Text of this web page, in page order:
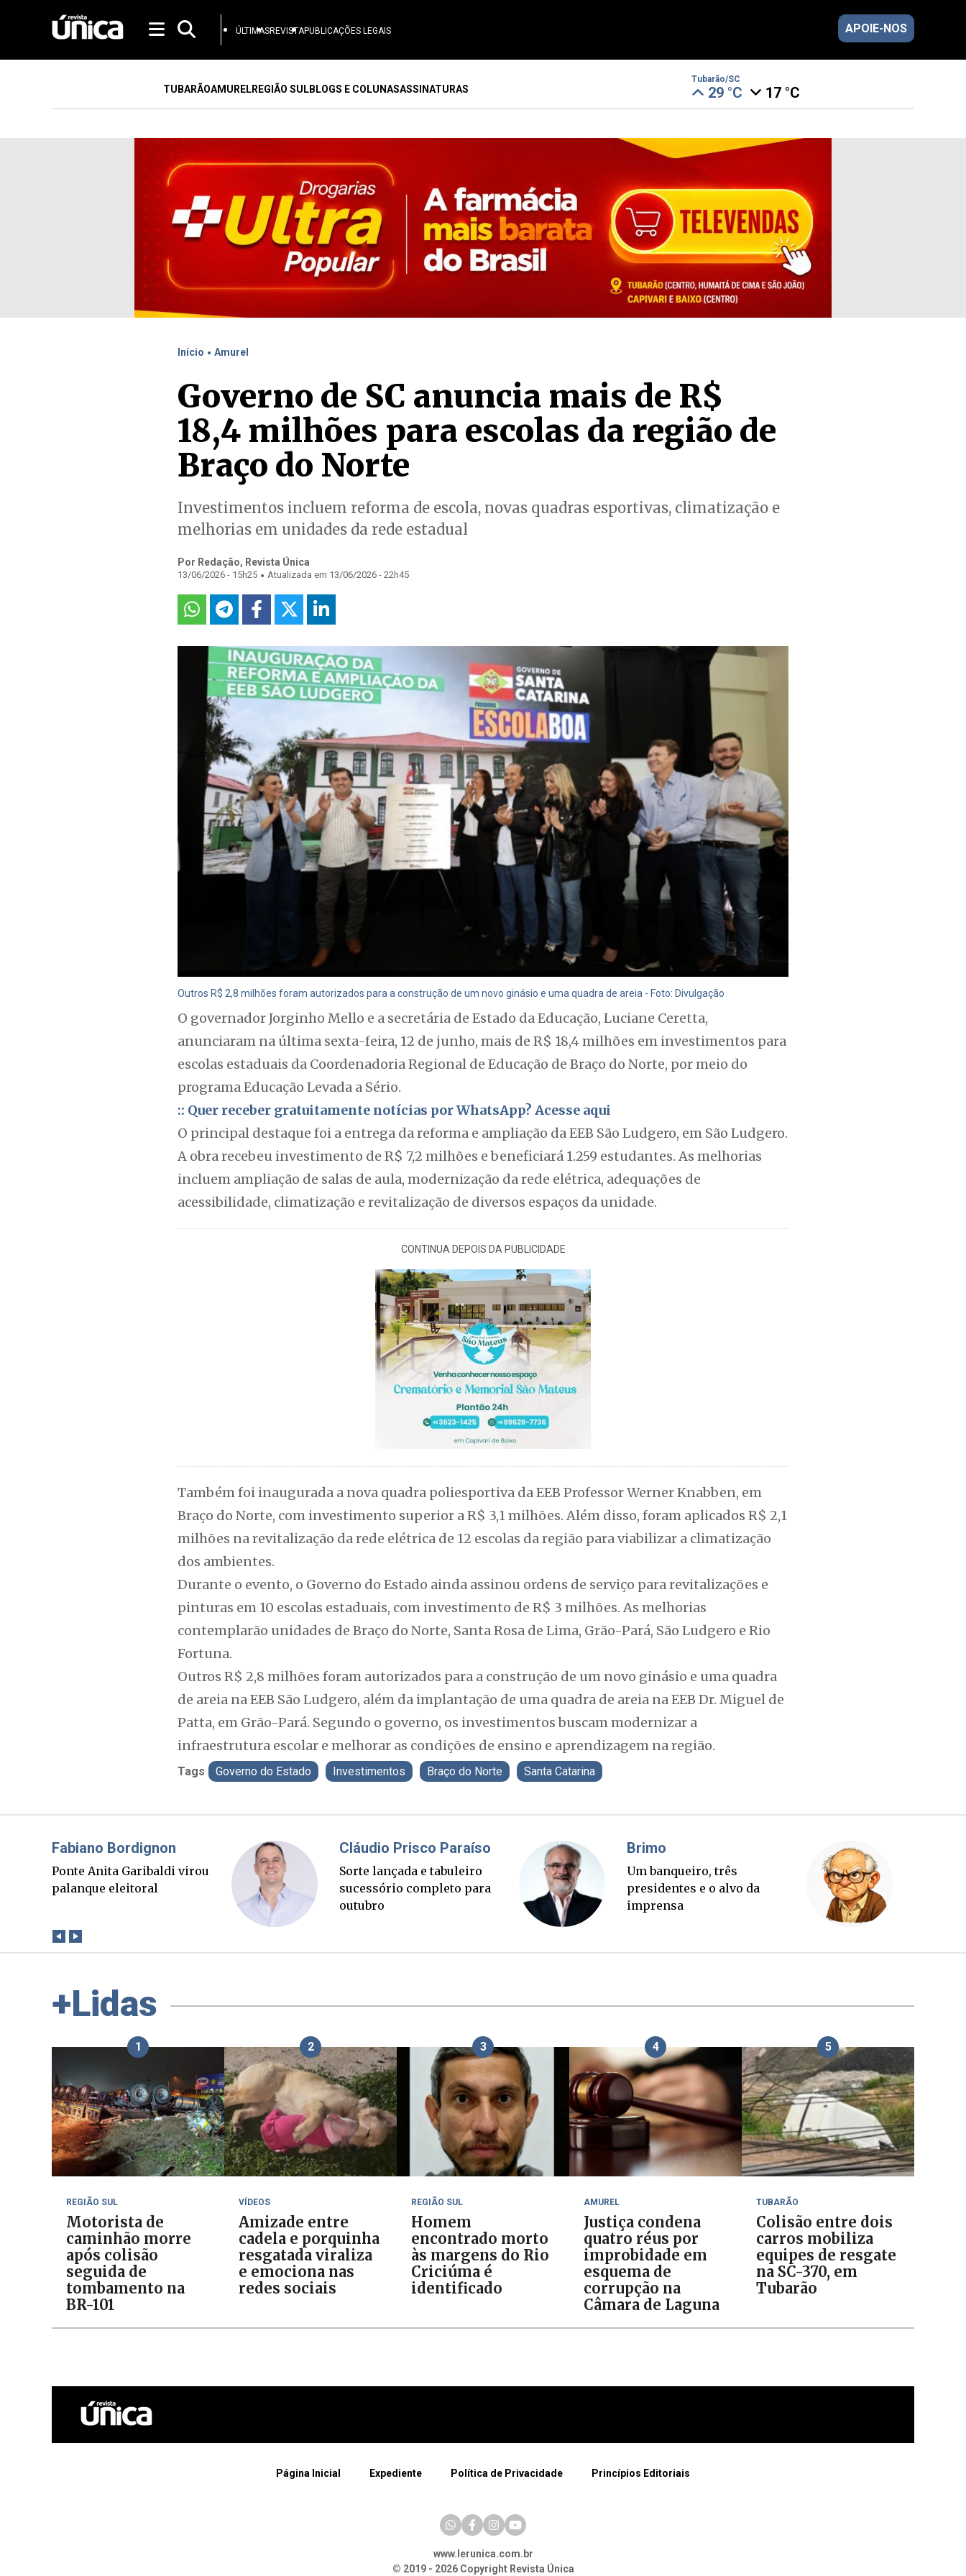
ÚLTIMASREVISTAPUBLICAÇÕES LEGAIS APOIE-NOS
TUBARÃOAMURELREGIÃO SULBLOGS E COLUNASASSINATURAS
Tubarão/SC
29 °C 17 °C
Início . Amurel
Governo de SC anuncia mais de R$
18,4 milhões para escolas da região de
Braço do Norte
Investimentos incluem reforma de escola, novas quadras esportivas, climatização e
melhorias em unidades da rede estadual
Por Redação, Revista Única
13/06/2026 - 15h25 . Atualizada em 13/06/2026 - 22h45
Outros R$ 2,8 milhões foram autorizados para a construção de um novo ginásio e uma quadra de areia - Foto: Divulgação
O governador Jorginho Mello e a secretária de Estado da Educação, Luciane Ceretta,
anunciaram na última sexta-feira, 12 de junho, mais de R$ 18,4 milhões em investimentos para
escolas estaduais da Coordenadoria Regional de Educação de Braço do Norte, por meio do
programa Educação Levada a Sério.
:: Quer receber gratuitamente notícias por WhatsApp? Acesse aqui
O principal destaque foi a entrega da reforma e ampliação da EEB São Ludgero, em São Ludgero.
A obra recebeu investimento de R$ 7,2 milhões e beneficiará 1.259 estudantes. As melhorias
incluem ampliação de salas de aula, modernização da rede elétrica, adequações de
acessibilidade, climatização e revitalização de diversos espaços da unidade.
CONTINUA DEPOIS DA PUBLICIDADE
Também foi inaugurada a nova quadra poliesportiva da EEB Professor Werner Knabben, em
Braço do Norte, com investimento superior a R$ 3,1 milhões. Além disso, foram aplicados R$ 2,1
milhões na revitalização da rede elétrica de 12 escolas da região para viabilizar a climatização
dos ambientes.
Durante o evento, o Governo do Estado ainda assinou ordens de serviço para revitalizações e
pinturas em 10 escolas estaduais, com investimento de R$ 3 milhões. As melhorias
contemplarão unidades de Braço do Norte, Santa Rosa de Lima, Grão-Pará, São Ludgero e Rio
Fortuna.
Outros R$ 2,8 milhões foram autorizados para a construção de um novo ginásio e uma quadra
de areia na EEB São Ludgero, além da implantação de uma quadra de areia na EEB Dr. Miguel de
Patta, em Grão-Pará. Segundo o governo, os investimentos buscam modernizar a
infraestrutura escolar e melhorar as condições de ensino e aprendizagem na região.
Tags Governo do Estado Investimentos Braço do Norte Santa Catarina
Misael Elias
O Boato corre mais rápido
que a verdade. Mas quem
Fabiano Bordignon
Ponte Anita Garibaldi virou
palanque eleitoral
Cláudio Prisco Paraíso
Sorte lançada e tabuleiro
sucessório completo para
outubro
+Lidas
1
REGIÃO SUL
Motorista de
caminhão morre
após colisão
seguida de
tombamento na
BR-101
2
VÍDEOS
Amizade entre
cadela e porquinha
resgatada viraliza
e emociona nas
redes sociais
3
REGIÃO SUL
Homem
encontrado morto
às margens do Rio
Criciúma é
identificado
4
AMUREL
Justiça condena
quatro réus por
improbidade em
esquema de
corrupção na
Câmara de Laguna
5
TUBARÃO
Colisão entre dois
carros mobiliza
equipes de resgate
na SC-370, em
Tubarão
Página Inicial Expediente Política de Privacidade Princípios Editoriais
www.lerunica.com.br
© 2019 - 2026 Copyright Revista Única